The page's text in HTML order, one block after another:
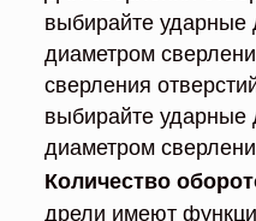
выбирайте
диаметром
сверления
выбирайте
диаметром
Количество
дрели имеют